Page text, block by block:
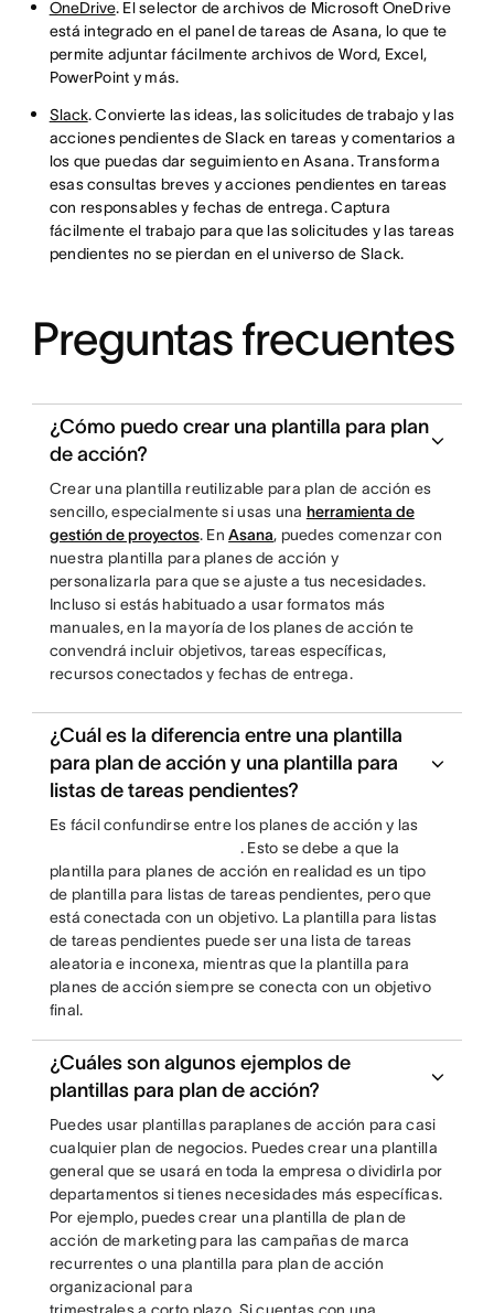
OneDrive. El selector de archivos de Microsoft OneDrive
está integrado en el panel de tareas de Asana, lo que te
permite adjuntar fácilmente archivos de Word, Excel,
PowerPoint y más.
Slack. Convierte las ideas, las solicitudes de trabajo y las
acciones pendientes de Slack en tareas y comentarios a
los que puedas dar seguimiento en Asana. Transforma
esas consultas breves y acciones pendientes en tareas
con responsables y fechas de entrega. Captura
fácilmente el trabajo para que las solicitudes y las tareas
pendientes no se pierdan en el universo de Slack.
Preguntas frecuentes
¿Cómo puedo crear una plantilla para plan
de acción?
Crear una plantilla reutilizable para plan de acción es
sencillo, especialmente si usas una herramienta de
gestión de proyectos. EnAsana, puedes comenzar con
nuestra plantilla para planes de acción y
personalizarla para que se ajuste a tus necesidades.
Incluso si estás habituado a usar formatos más
manuales, en la mayoría de los planes de acción te
convendrá incluir objetivos, tareas específicas,
recursos conectados y fechas de entrega.
¿Cuál es la diferencia entre una plantilla
para plan de acción y una plantilla para
listas de tareas pendientes?
Es fácil confundirse entre los planes de acción y las
. Esto se debe a que la
plantilla para planes de acción en realidad es un tipo
de plantilla para listas de tareas pendientes, pero que
está conectada con un objetivo. La plantilla para listas
de tareas pendientes puede ser una lista de tareas
aleatoria e inconexa, mientras que la plantilla para
planes de acción siempre se conecta con un objetivo
final.
¿Cuáles son algunos ejemplos de
plantillas para plan de acción?
Puedes usar plantillas paraplanes de acción para casi
cualquier plan de negocios. Puedes crear una plantilla
general que se usará en toda la empresa o dividirla por
departamentos si tienes necesidades más específicas.
Por ejemplo, puedes crear una plantilla de plan de
acción de marketing para las campañas de marca
recurrentes o una plantilla para plan de acción
organizacional para